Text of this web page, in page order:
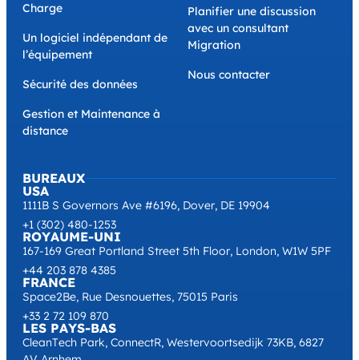
BUREAUX
USA
1111B S Governors Ave #6196, Dover, DE 19904
+1 (302) 480-1253
ROYAUME-UNI
167-169 Great Portland Street 5th Floor, London, W1W 5PF
+44 203 878 4385
FRANCE
Space2Be, Rue Desnouettes, 75015 Paris
+33 2 72 109 870
LES PAYS-BAS
CleanTech Park, ConnectR, Westervoortsedijk 73KB, 6827
Charge
Un logiciel indépendant de
l’équipement
Sécurité des données
Gestion et Maintenance à
distance
Planifier une discussion
avec un consultant
Migration
Nous contacter